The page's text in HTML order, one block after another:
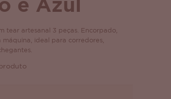
e Azul
tear artesanal 3 peças. Encorpado,
máquina, ideal para corredores,